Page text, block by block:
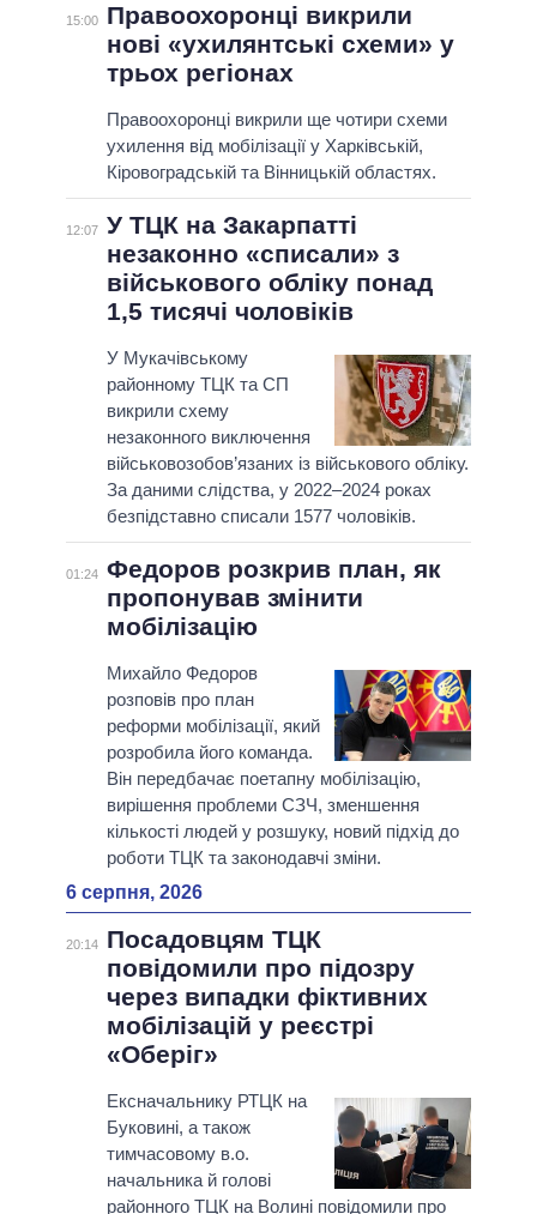
15:00
Правоохоронці викрили
нові «ухилянтські схеми» у
трьох регіонах
Правоохоронці викрили ще чотири схеми
ухилення від мобілізації у Харківській,
Кіровоградській та Вінницькій областях.
12:07 У ТЦК на Закарпатті
незаконно «списали» з
військового обліку понад
1,5 тисячі чоловіків
У Мукачівському
районному ТЦК та СП
викрили схему
незаконного виключення
військовозобов’язаних із військового обліку.
За даними слідства, у 2022–2024 роках
безпідставно списали 1577 чоловіків.
01:24 Федоров розкрив план, як
пропонував змінити
мобілізацію
Михайло Федоров
розповів про план
реформи мобілізації, який
розробила його команда.
Він передбачає поетапну мобілізацію,
вирішення проблеми СЗЧ, зменшення
кількості людей у розшуку, новий підхід до
роботи ТЦК та законодавчі зміни.
6 серпня, 2026
20:14
Посадовцям ТЦК
повідомили про підозру
через випадки фіктивних
мобілізацій у реєстрі
«Оберіг»
Ексначальнику РТЦК на
Буковині, а також
тимчасовому в.о.
начальника й голові
районного ТЦК на Волині повідомили про